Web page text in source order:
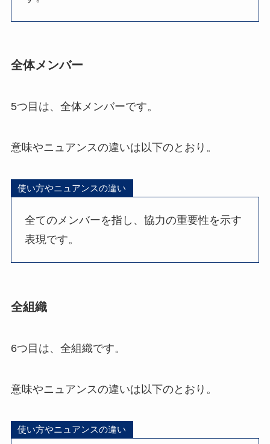
全体メンバー
5つ目は、全体メンバーです。
意味やニュアンスの違いは以下のとおり。
使い方やニュアンスの違い
全てのメンバーを指し、協力の重要性を示す
表現です。
全組織
6つ目は、全組織です。
意味やニュアンスの違いは以下のとおり。
使い方やニュアンスの違い